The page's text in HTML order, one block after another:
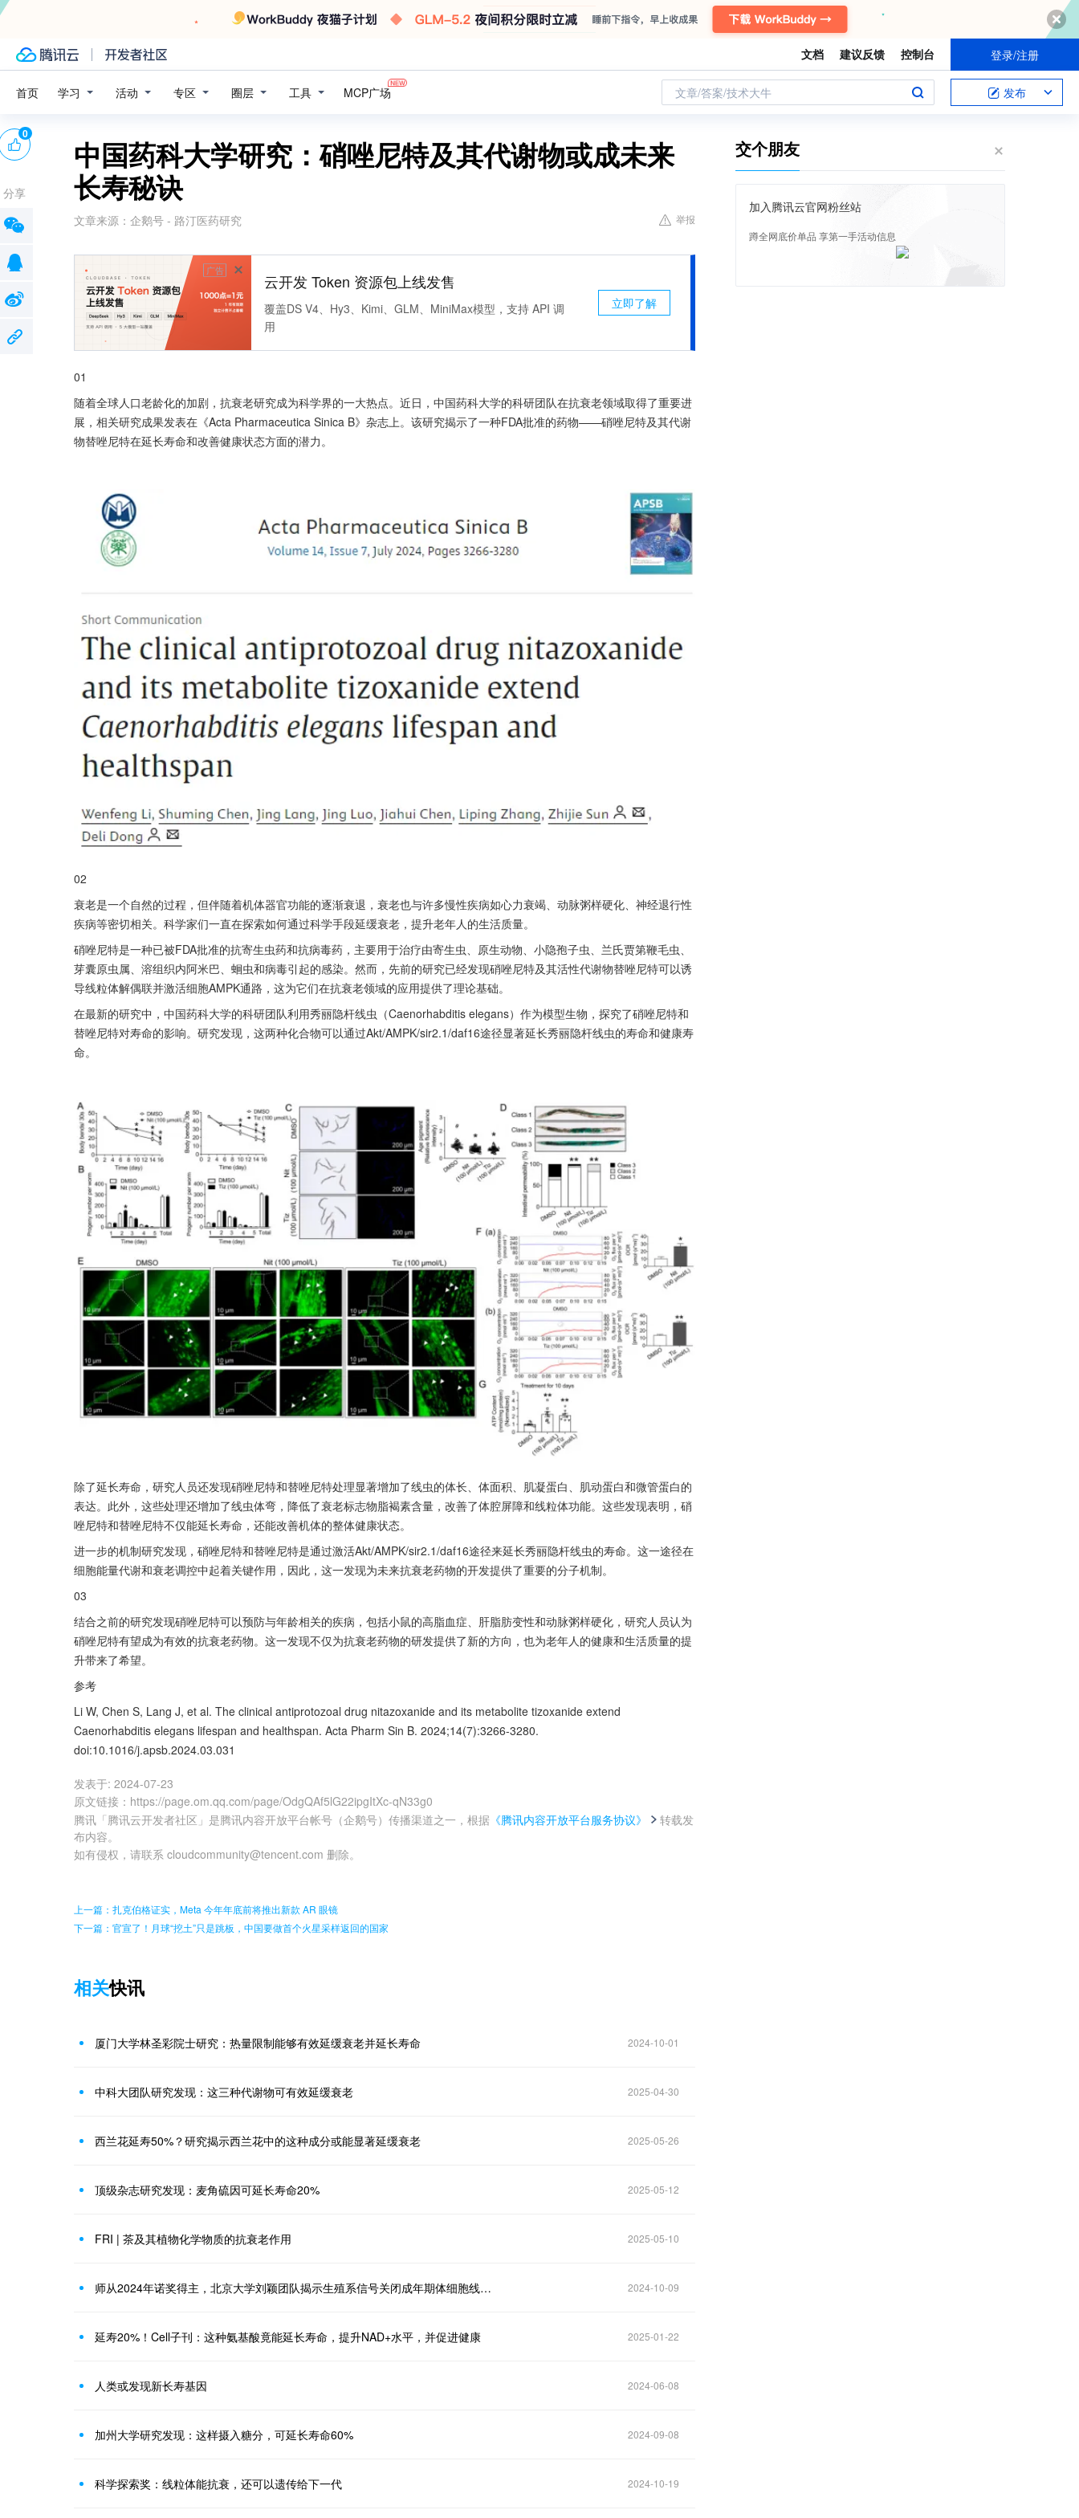
文档 建议反馈 控制台 登录/注册
首页 学习 活动 专区 圈层 工具 MCP广场 文章/答案/技术大牛 发布
中国药科大学研究：硝唑尼特及其代谢物或成未来
长寿秘诀
文章来源： 企鹅号 - 路汀医药研究 举报
广告
云开发 Token 资源包上线发售
覆盖DS V4、Hy3、Kimi、GLM、MiniMax模型，支持 API 调
用
立即了解
01
随着全球人口老龄化的加剧，抗衰老研究成为科学界的一大热点。近日，中国药科大学的科研团队在抗衰老领域取得了重要进
展，相关研究成果发表在《Acta Pharmaceutica Sinica B》杂志上。该研究揭示了一种FDA批准的药物——硝唑尼特及其代谢
物替唑尼特在延长寿命和改善健康状态方面的潜力。
02
衰老是一个自然的过程，但伴随着机体器官功能的逐渐衰退，衰老也与许多慢性疾病如心力衰竭、动脉粥样硬化、神经退行性
疾病等密切相关。科学家们一直在探索如何通过科学手段延缓衰老，提升老年人的生活质量。
硝唑尼特是一种已被FDA批准的抗寄生虫药和抗病毒药，主要用于治疗由寄生虫、原生动物、小隐孢子虫、兰氏贾第鞭毛虫、
芽囊原虫属、溶组织内阿米巴、蛔虫和病毒引起的感染。然而，先前的研究已经发现硝唑尼特及其活性代谢物替唑尼特可以诱
导线粒体解偶联并激活细胞AMPK通路，这为它们在抗衰老领域的应用提供了理论基础。
在最新的研究中，中国药科大学的科研团队利用秀丽隐杆线虫（Caenorhabditis elegans）作为模型生物，探究了硝唑尼特和
替唑尼特对寿命的影响。研究发现，这两种化合物可以通过Akt/AMPK/sir2.1/daf16途径显著延长秀丽隐杆线虫的寿命和健康寿
命。
除了延长寿命，研究人员还发现硝唑尼特和替唑尼特处理显著增加了线虫的体长、体面积、肌凝蛋白、肌动蛋白和微管蛋白的
表达。此外，这些处理还增加了线虫体弯，降低了衰老标志物脂褐素含量，改善了体腔屏障和线粒体功能。这些发现表明，硝
唑尼特和替唑尼特不仅能延长寿命，还能改善机体的整体健康状态。
进一步的机制研究发现，硝唑尼特和替唑尼特是通过激活Akt/AMPK/sir2.1/daf16途径来延长秀丽隐杆线虫的寿命。这一途径在
细胞能量代谢和衰老调控中起着关键作用，因此，这一发现为未来抗衰老药物的开发提供了重要的分子机制。
03
结合之前的研究发现硝唑尼特可以预防与年龄相关的疾病，包括小鼠的高脂血症、肝脂肪变性和动脉粥样硬化，研究人员认为
硝唑尼特有望成为有效的抗衰老药物。这一发现不仅为抗衰老药物的研发提供了新的方向，也为老年人的健康和生活质量的提
升带来了希望。
参考
Li W, Chen S, Lang J, et al. The clinical antiprotozoal drug nitazoxanide and its metabolite tizoxanide extend
Caenorhabditis elegans lifespan and healthspan. Acta Pharm Sin B. 2024;14(7):3266-3280.
doi:10.1016/j.apsb.2024.03.031
发表于: 2024-07-23
原文链接 ： https://page.om.qq.com/page/OdgQAf5lG22ipgItXc-qN33g0
腾讯「腾讯云开发者社区」是腾讯内容开放平台帐号（企鹅号）传播渠道之一，根据 《腾讯内容开放平台服务协议》
转载发
布内容。
如有侵权，请联系 cloudcommunity@tencent.com 删除。
0
分享
上一篇：扎克伯格证实，Meta 今年年底前将推出新款 AR 眼镜
下一篇：官宣了！月球“挖土”只是跳板，中国要做首个火星采样返回的国家
相关快讯
厦门大学林圣彩院士研究：热量限制能够有效延缓衰老并延长寿命 2024-10-01
中科大团队研究发现：这三种代谢物可有效延缓衰老 2025-04-30
西兰花延寿50%？研究揭示西兰花中的这种成分或能显著延缓衰老 2025-05-26
顶级杂志研究发现：麦角硫因可延长寿命20% 2025-05-12
FRI | 茶及其植物化学物质的抗衰老作用 2025-05-10
师从2024年诺奖得主，北京大学刘颖团队揭示生殖系信号关闭成年期体细胞线粒体保护的新机制 2024-10-09
延寿20%！Cell子刊：这种氨基酸竟能延长寿命，提升NAD+水平，并促进健康 2025-01-22
人类或发现新长寿基因 2024-06-08
加州大学研究发现：这样摄入糖分，可延长寿命60% 2024-09-08
科学探索奖：线粒体能抗衰，还可以遗传给下一代 2024-10-19
交个朋友
加入腾讯云官网粉丝站
蹲全网底价单品 享第一手活动信息